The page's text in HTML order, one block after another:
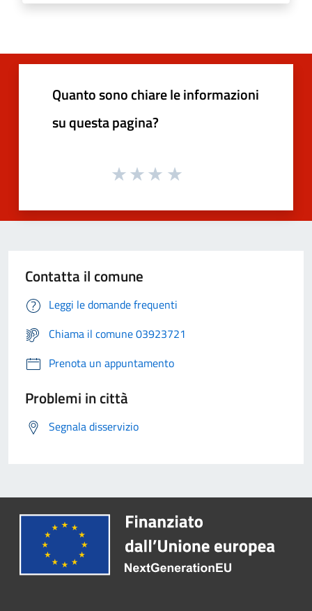
Quanto sono chiare le informazioni
su questa pagina?
Contatta il comune
Leggi le domande frequenti
Chiama il comune 03923721
Prenota un appuntamento
Problemi in città
Segnala disservizio